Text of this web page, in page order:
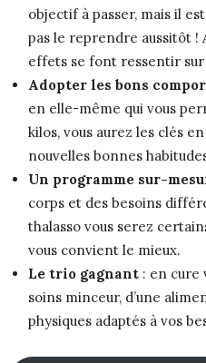
objectif à passer, mais il
pas le reprendre aussitôt !
effets se font ressentir sur
Adopter les bons
en elle-même qui vous
kilos, vous aurez les clés
nouvelles bonnes
Un programme sur-
corps et des besoins
thalasso vous serez
vous convient le mieux.
Le trio gagnant : en cure
soins minceur, d’une
physiques adaptés à vos